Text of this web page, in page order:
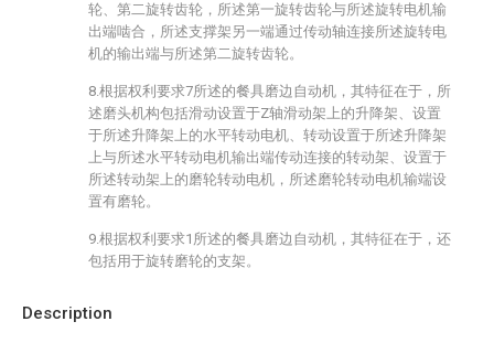
Description
轮、第二旋转齿轮，所述第一旋转齿轮与所述旋转电机输
出端啮合，所述支撑架另一端通过传动轴连接所述旋转电
机的输出端与所述第二旋转齿轮。
8.根据权利要求7所述的餐具磨边自动机，其特征在于，所
述磨头机构包括滑动设置于Z轴滑动架上的升降架、设置
于所述升降架上的水平转动电机、转动设置于所述升降架
上与所述水平转动电机输出端传动连接的转动架、设置于
所述转动架上的磨轮转动电机，所述磨轮转动电机输端设
置有磨轮。
9.根据权利要求1所述的餐具磨边自动机，其特征在于，还
包括用于旋转磨轮的支架。